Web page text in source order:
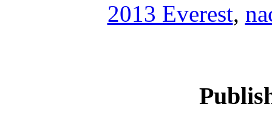
2013 Everest,